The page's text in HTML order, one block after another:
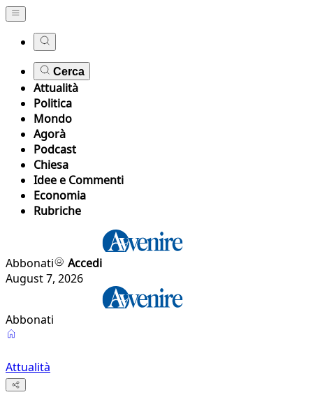
Cerca
Attualità
Politica
Mondo
Agorà
Podcast
Chiesa
Idee e Commenti
Economia
Rubriche
Abbonati
Accedi
August 7, 2026
Abbonati
Attualità